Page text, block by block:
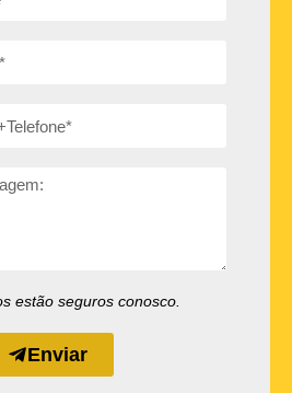
estão seguros conosco.
Enviar